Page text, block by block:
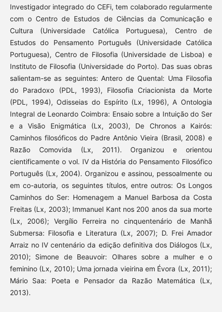
Investigador integrado do CEFi, tem colaborado regularmente
com o Centro de Estudos de Ciências da Comunicação e
Cultura (Universidade Católica Portuguesa), Centro de
Estudos do Pensamento Português (Universidade Católica
Portuguesa), Centro de Filosofia (Universidade de Lisboa) e
Instituto de Filosofia (Universidade do Porto). Das suas obras
salientam-se as seguintes: Antero de Quental: Uma Filosofia
do Paradoxo (PDL, 1993), Filosofia Criacionista da Morte
(PDL, 1994), Odisseias do Espírito (Lx, 1996), A Ontologia
Integral de Leonardo Coimbra: Ensaio sobre a Intuição do Ser
e a Visão Enigmática (Lx, 2003), De Chronos a Kairós:
Caminhos filosóficos do Padre Antônio Vieira (Brasil, 2008) e
Razão Comovida (Lx, 2011). Organizou e orientou
cientificamente o vol. IV da História do Pensamento Filosófico
Português (Lx, 2004). Organizou e assinou, pessoalmente ou
em co-autoria, os seguintes títulos, entre outros: Os Longos
Caminhos do Ser: Homenagem a Manuel Barbosa da Costa
Freitas (Lx, 2003); Immanuel Kant nos 200 anos da sua morte
(Lx, 2006); Vergílio Ferreira no cinquentenário de Manhã
Submersa: Filosofia e Literatura (Lx, 2007); D. Frei Amador
Arraiz no IV centenário da edição definitiva dos Diálogos (Lx,
2010); Simone de Beauvoir: Olhares sobre a mulher e o
feminino (Lx, 2010); Uma jornada vieirina em Évora (Lx, 2011);
Mário Saa: Poeta e Pensador da Razão Matemática (Lx,
2013).